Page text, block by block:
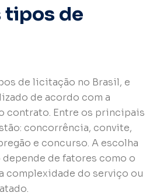
tipos de
de licitação no Brasil, e
de acordo com a
contrato. Entre os principais
concorrência, convite,
e concurso. A escolha
de fatores como o
complexidade do serviço ou